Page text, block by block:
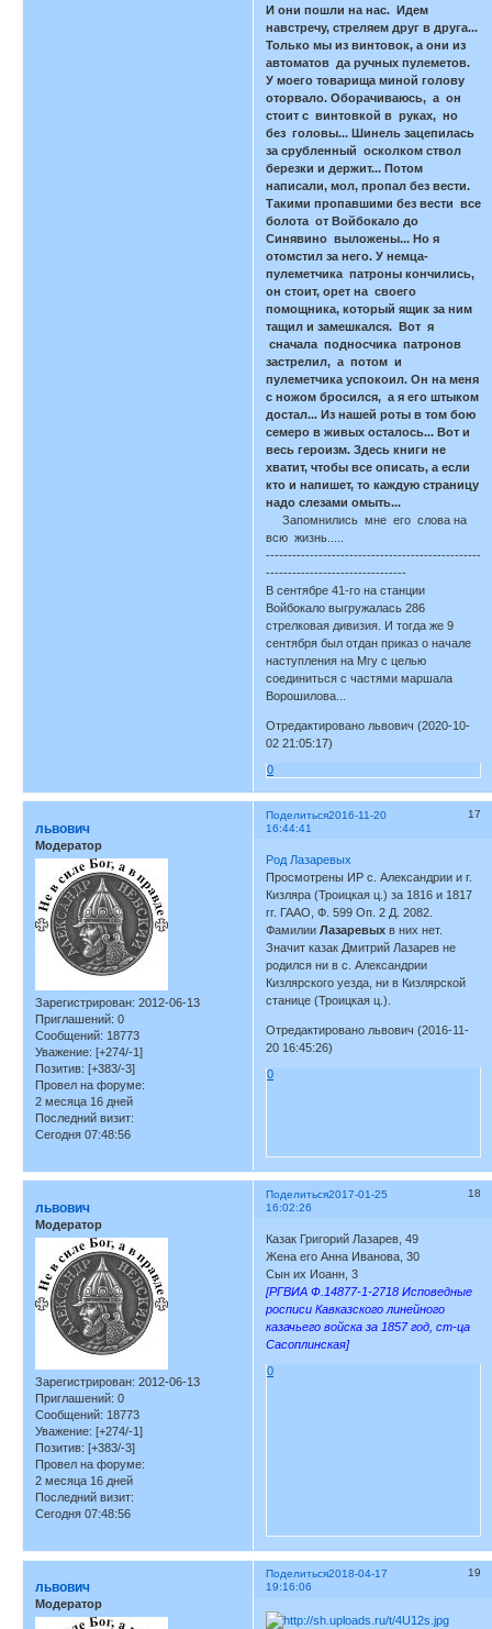
И они пошли на нас. Идем
навстречу, стреляем друг в друга...
Только мы из винтовок, а они из
автоматов да ручных пулеметов.
У моего товарища миной голову
оторвало. Оборачиваюсь, а он
стоит с винтовкой в руках, но
без головы... Шинель зацепилась
за срубленный осколком ствол
березки и держит... Потом
написали, мол, пропал без вести.
Такими пропавшими без вести все
болота от Войбокало до
Синявино выложены... Но я
отомстил за него. У немца-
пулеметчика патроны кончились,
он стоит, орет на своего
помощника, который ящик за ним
тащил и замешкался. Вот я
сначала подносчика патронов
застрелил, а потом и
пулеметчика успокоил. Он на меня
с ножом бросился, а я его штыком
достал... Из нашей роты в том бою
семеро в живых осталось... Вот и
весь героизм. Здесь книги не
хватит, чтобы все описать, а если
кто и напишет, то каждую страницу
надо слезами омыть...
Запомнились мне его слова на
всю жизнь.....
-------------------------------------------------
--------------------------------
В сентябре 41-го на станции
Войбокало выгружалась 286
стрелковая дивизия. И тогда же 9
сентября был отдан приказ о начале
наступления на Мгу с целью
соединиться с частями маршала
Ворошилова...
Отредактировано львович (2020-10-
02 21:05:17)
0
Поделиться 17
2016-11-20
16:44:41
львович
Модератор
Зарегистрирован: 2012-06-13
Приглашений: 0
Сообщений: 18773
Уважение: [+274/-1]
Позитив: [+383/-3]
Провел на форуме:
2 месяца 16 дней
Последний визит:
Сегодня 07:48:56
Род Лазаревых
Просмотрены ИР с. Александрии и г.
Кизляра (Троицкая ц.) за 1816 и 1817
гг. ГААО, Ф. 599 Оп. 2 Д. 2082.
ФамилииЛазаревых в них нет.
Значит казак Дмитрий Лазарев не
родился ни в с. Александрии
Кизлярского уезда, ни в Кизлярской
станице (Троицкая ц.).
Отредактировано львович (2016-11-
20 16:45:26)
0
Поделиться 18
2017-01-25
16:02:26
львович
Модератор
Зарегистрирован: 2012-06-13
Приглашений: 0
Сообщений: 18773
Уважение: [+274/-1]
Позитив: [+383/-3]
Провел на форуме:
2 месяца 16 дней
Последний визит:
Сегодня 07:48:56
Казак Григорий Лазарев, 49
Жена его Анна Иванова, 30
Сын их Иоанн, 3
[РГВИА Ф.14877-1-2718 Исповедные
росписи Кавказского линейного
казачьего войска за 1857 год, ст-ца
Сасоплинская]
0
Поделиться 19
2018-04-17
19:16:06
львович
Модератор